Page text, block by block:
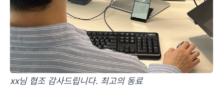
xx님 협조 감사드립니다. 최고의 동료